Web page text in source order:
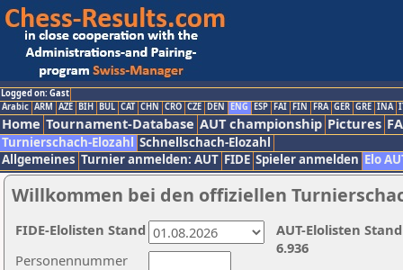
Logged on: Gast
Arabic ARM AZE BIH BUL CAT CHN CRO CZE DEN ENG ESP FAI FIN FRA GER GRE INA
Home Tournament-Database AUT championship Pictures
Turnierschach-Elozahl Schnellschach-Elozahl
Allgemeines Turnier anmelden: AUT FIDE Spieler anmelden Elo
Willkommen bei den offiziellen
Personennummer
AUT-Elolisten
6.936
FIDE-Elolisten Stand